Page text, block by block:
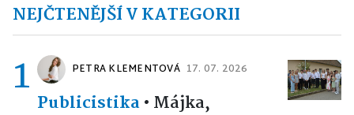
NEJČTENĚJŠÍ V KATEGORII
1 PETRA KLEMENTOVÁ 17. 07. 2026
Publicistika• Májka,